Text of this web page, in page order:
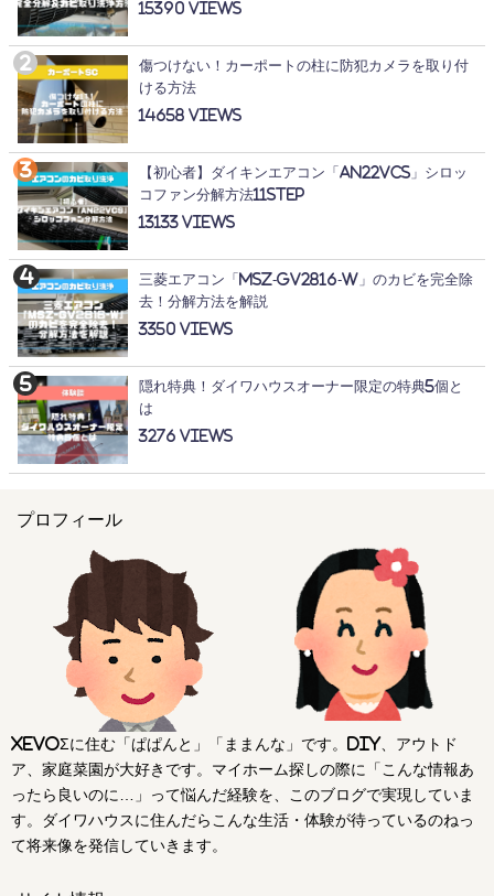
15390
傷つけない！カーポートの柱に防犯カメラを取り付
ける方法
14658
【初心者】ダイキンエアコン「AN22VCS」シロッ
コファン分解方法11STEP
13133
三菱エアコン「MSZ-GV2816-W」のカビを完全除
去！分解方法を解説
3350
隠れ特典！ダイワハウスオーナー限定の特典5個と
は
3276
プロフィール
xevoΣに住む「ぱぱんと」「ままんな」です。DIY、アウトド
ア、家庭菜園が大好きです。マイホーム探しの際に「こんな情報あ
ったら良いのに…」って悩んだ経験を、このブログで実現していま
す。ダイワハウスに住んだらこんな生活・体験が待っているのねっ
て将来像を発信していきます。